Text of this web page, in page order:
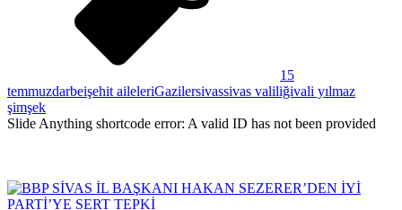
15
temmuzdarbeişehit aileleriGazilersivassivas valiliğivali yılmaz
şimşek
Slide Anything shortcode error: A valid ID has not been provided